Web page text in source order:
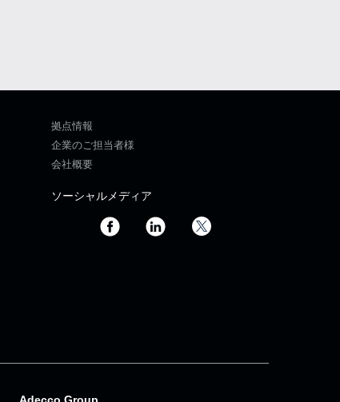
拠点情報
企業のご担当者様
会社概要
ソーシャルメディア